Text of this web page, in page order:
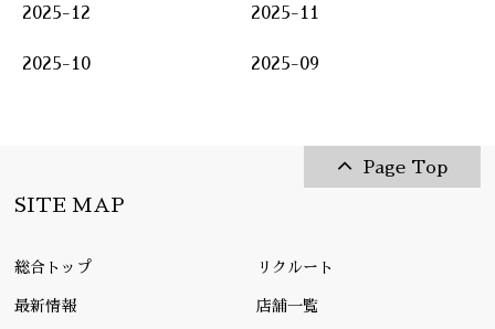
2025-12 2025-11
2025-10 2025-09
Page Top
SITE MAP
総合トップ リクルート
最新情報 店舗一覧